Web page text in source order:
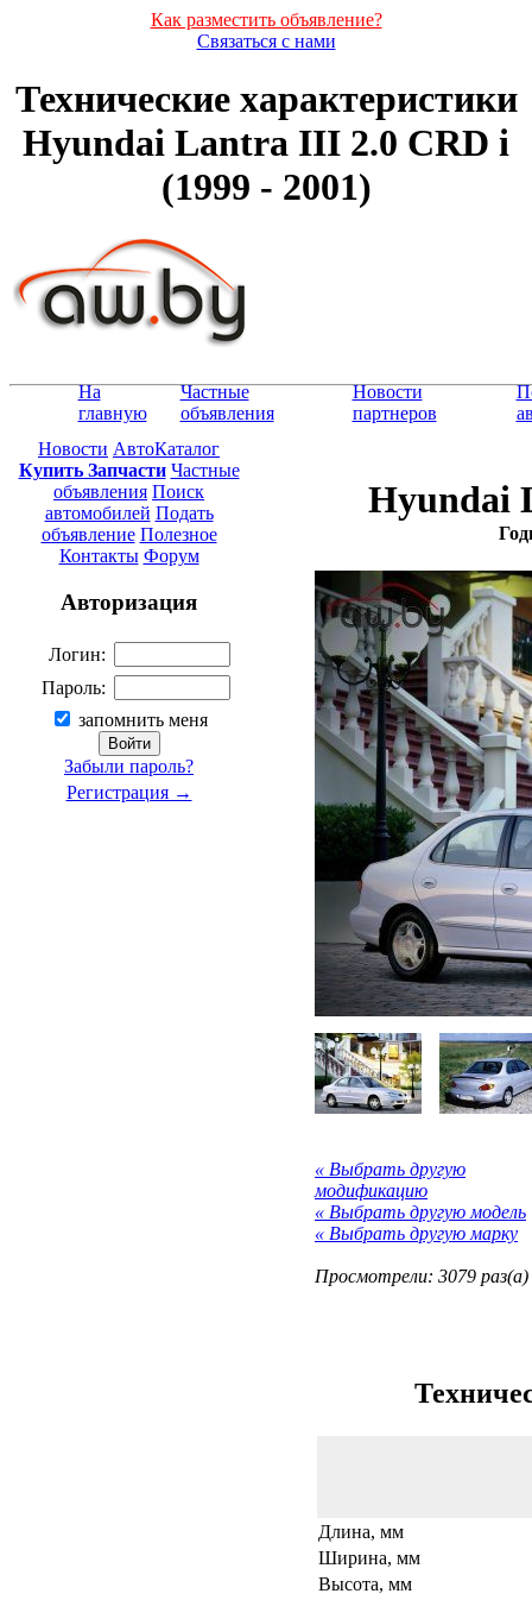
Как разместить объявление?
Связаться с нами
Технические характеристики
Hyundai Lantra III 2.0 CRD i
(1999 - 2001)
На
главную
Частные
объявления
Новости
партнеров
Новости АвтоКаталог
Купить Запчасти Частные
объявления Поиск
автомобилей Подать
объявление Полезное
Контакты Форум
Авторизация
Логин:
Пароль:
запомнить меня
Забыли пароль?
Регистрация →
Hyundai
« Выбрать другую
модификацию
« Выбрать другую модель
« Выбрать другую марку
Просмотрели: 3079 раз(а)
Длина, мм
Ширина, мм
Высота, мм